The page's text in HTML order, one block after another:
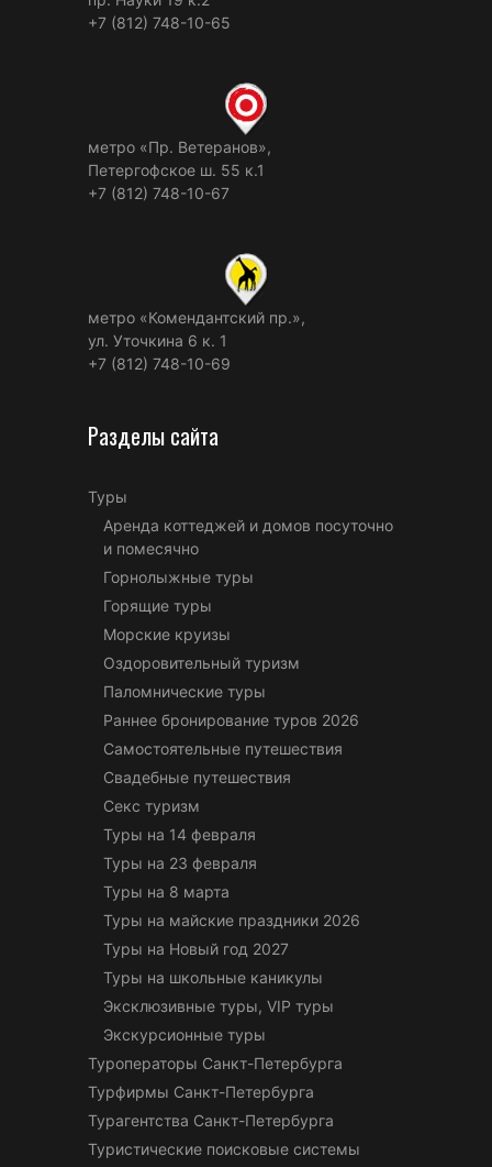
+7 (812) 748-10-65
метро «Пр. Ветеранов»,
Петергофское ш. 55 к.1
+7 (812) 748-10-67
метро «Комендантский пр.»,
ул. Уточкина 6 к. 1
+7 (812) 748-10-69
Разделы сайта
Туры
Аренда коттеджей и домов посуточно
и помесячно
Горнолыжные туры
Горящие туры
Морские круизы
Оздоровительный туризм
Паломнические туры
Раннее бронирование туров 2026
Самостоятельные путешествия
Свадебные путешествия
Секс туризм
Туры на 14 февраля
Туры на 23 февраля
Туры на 8 марта
Туры на майские праздники 2026
Туры на Новый год 2027
Туры на школьные каникулы
Эксклюзивные туры, VIP туры
Экскурсионные туры
Туроператоры Санкт-Петербурга
Турфирмы Санкт-Петербурга
Турагентства Санкт-Петербурга
Туристические поисковые системы